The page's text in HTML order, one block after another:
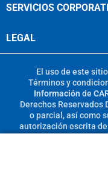
SERVICIOS
LEGAL
El uso de este
Términos y
Información de
Derechos Reservados
o parcial, así como
autorización escrita